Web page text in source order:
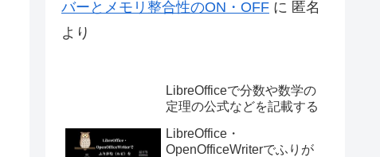
バーとメモリ整合性のON・OFF に 匿名
より
LibreOfficeで分数や数学の
定理の公式などを記載する
LibreOffice・
OpenOfficeWriterでふりが